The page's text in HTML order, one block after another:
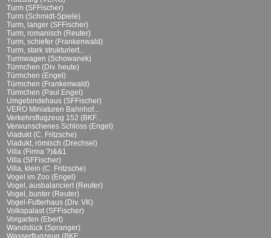
Turm (SFFischer)
Turm (Schmidt-Spiele)
Turm, langer (SFFischer)
Turm, romanisch (Reuter)
Turm, schiefer (Frankenwald)
Turm, stark strukturiert...
Turmwagen (Schowanek)
Türmchen (Div. heute)
Türmchen (Engel)
Türmchen (Frankenwald)
Türmchen (Paul Engel)
Umgebindehaus (SFFischer)
VERO Miniaturen Bahnhof...
Verkehrsflugzeug 152 (BKF...
Verwunschenes Schloss (Engel)
Viadukt (C. Fritzsche)
Viadukt, römisch (Drechsel)
Villa (Firma ?)&&1
Villa (SFFischer)
Villa, klein (C. Fritzsche)
Vogel im Zoo (Engel)
Vogel, ausbalanciert (Reuter)
Vogel, bunter (Reuter)
Vogel-Futterhaus (Div. VK)
Volkspalast (SFFischer)
Vorgarten (Ebert)
Wandstück (Spranger)
Wasserflugzeug (BKF